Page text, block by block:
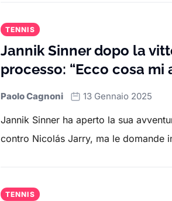
TENNIS
Jannik Sinner dopo la
processo: “Ecco cosa mi
Paolo Cagnoni 13 Gennaio 2025
Jannik Sinner ha aperto la sua
contro Nicolás Jarry, ma le domande
TENNIS